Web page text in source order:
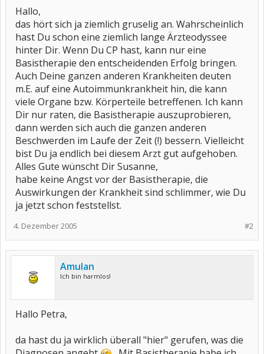
Hallo,
das hört sich ja ziemlich gruselig an. Wahrscheinlich
hast Du schon eine ziemlich lange Ärzteodyssee
hinter Dir. Wenn Du CP hast, kann nur eine
Basistherapie den entscheidenden Erfolg bringen.
Auch Deine ganzen anderen Krankheiten deuten
m.E. auf eine Autoimmunkrankheit hin, die kann
viele Organe bzw. Körperteile betreffenen. Ich kann
Dir nur raten, die Basistherapie auszuprobieren,
dann werden sich auch die ganzen anderen
Beschwerden im Laufe der Zeit (!) bessern. Vielleicht
bist Du ja endlich bei diesem Arzt gut aufgehoben.
Alles Gute wünscht Dir Susanne,
habe keine Angst vor der Basistherapie, die
Auswirkungen der Krankheit sind schlimmer, wie Du
ja jetzt schon feststellst.
#2
4. Dezember 2005
Amulan
Ich bin harmlos!
Hallo Petra,
da hast du ja wirklich überall "hier" gerufen, was die